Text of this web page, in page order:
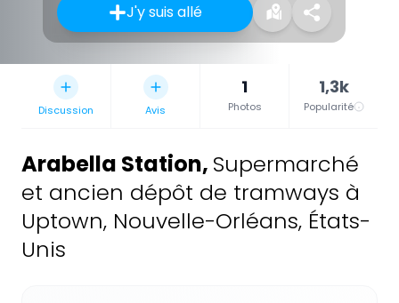
J'y suis allé
Discussion Avis
1
Photos
1,3k
Popularité
Arabella Station, Supermarché
et ancien dépôt de tramways à
Uptown, Nouvelle-Orléans, États-
Unis